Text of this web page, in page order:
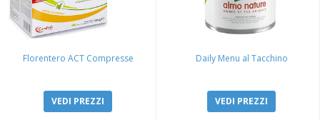
Florentero ACT Compresse
VEDI PREZZI
Daily Menu al Tacchino
VEDI PREZZI